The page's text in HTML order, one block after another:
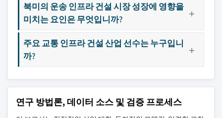
북미의 운송 인프라 건설 시장 성장에 영향을
미치는 요인은 무엇입니까?
주요 교통 인프라 건설 산업 선수는 누구입니
까?
연구 방법론, 데이터 소스 및 검증 프로세스